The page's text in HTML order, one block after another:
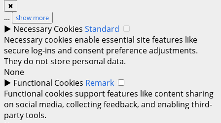
✖
... show more
► Necessary Cookies Standard
Necessary cookies enable essential site features like
secure log-ins and consent preference adjustments.
They do not store personal data.
None
► Functional Cookies Remark
Functional cookies support features like content sharing
on social media, collecting feedback, and enabling third-
party tools.